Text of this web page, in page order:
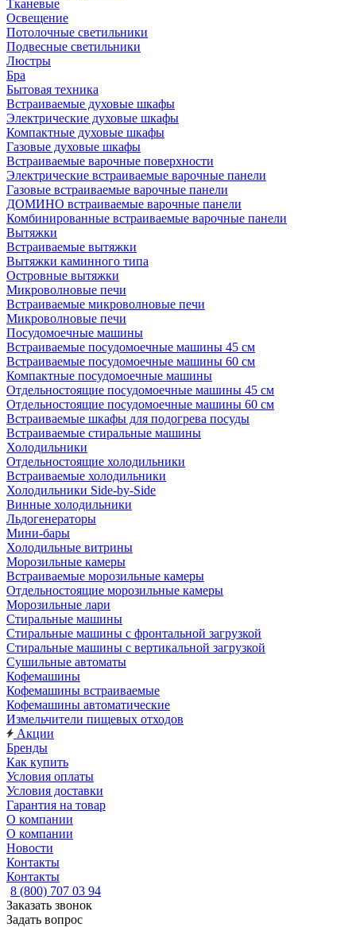
Тканевые
Освещение
Потолочные светильники
Подвесные светильники
Люстры
Бра
Бытовая техника
Встраиваемые духовые шкафы
Электрические духовые шкафы
Компактные духовые шкафы
Газовые духовые шкафы
Встраиваемые варочные поверхности
Электрические встраиваемые варочные панели
Газовые встраиваемые варочные панели
ДОМИНО встраиваемые варочные панели
Комбинированные встраиваемые варочные панели
Вытяжки
Встраиваемые вытяжки
Вытяжки каминного типа
Островные вытяжки
Микроволновые печи
Встраиваемые микроволновые печи
Микроволновые печи
Посудомоечные машины
Встраиваемые посудомоечные машины 45 см
Встраиваемые посудомоечные машины 60 см
Компактные посудомоечные машины
Отдельностоящие посудомоечные машины 45 см
Отдельностоящие посудомоечные машины 60 см
Встраиваемые шкафы для подогрева посуды
Встраиваемые стиральные машины
Холодильники
Отдельностоящие холодильники
Встраиваемые холодильники
Холодильники Side-by-Side
Винные холодильники
Льдогенераторы
Мини-бары
Холодильные витрины
Морозильные камеры
Встраиваемые морозильные камеры
Отдельностоящие морозильные камеры
Морозильные лари
Стиральные машины
Стиральные машины с фронтальной загрузкой
Стиральные машины с вертикальной загрузкой
Сушильные автоматы
Кофемашины
Кофемашины встраиваемые
Кофемашины автоматические
Измельчители пищевых отходов
Акции
Бренды
Как купить
Условия оплаты
Условия доставки
Гарантия на товар
О компании
О компании
Новости
Контакты
Контакты
8 (800) 707 03 94
Заказать звонок
Задать вопрос